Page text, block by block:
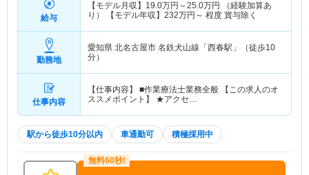
給与
【モデル月収】 19.0万円～25.0万円
（経験加算あ
り） 【モデル年収】 232万円～ 程度 賞与除く
勤務地
愛知県 北名古屋市 名鉄犬山線「西春駅」（徒歩10
分）
仕事内容
【仕事内容】 ■作業療法士業務全般 【この求人のオ
ススメポイント】 ★アクセ…
駅から徒歩10分以内 車通勤可 積極採用中